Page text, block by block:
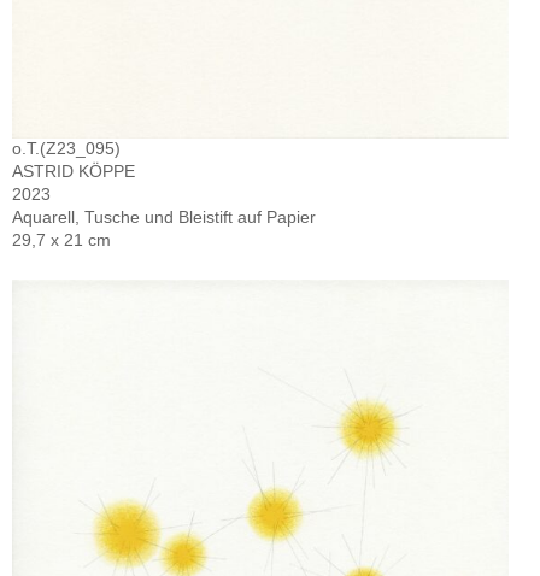
o.T.(Z23_095)
ASTRID KÖPPE
2023
Aquarell, Tusche und Bleistift auf Papier
29,7 x 21 cm